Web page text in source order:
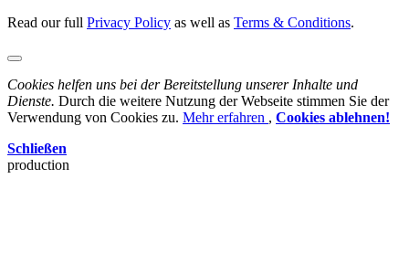
Read our full Privacy Policy as well as Terms & Conditions.
Cookies helfen uns bei der Bereitstellung unserer Inhalte und
Dienste. Durch die weitere Nutzung der Webseite stimmen Sie der
Verwendung von Cookies zu. Mehr erfahren , Cookies ablehnen!
Schließen
production